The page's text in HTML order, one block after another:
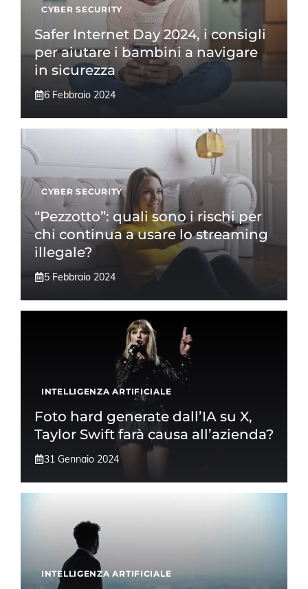
CYBER SECURITY
Safer Internet Day 2024, i consigli
per aiutare i bambini a navigare
in sicurezza
6 Febbraio 2024
CYBER SECURITY
“Pezzotto”: quali sono i rischi per
chi continua a usare lo streaming
illegale?
5 Febbraio 2024
INTELLIGENZA ARTIFICIALE
Foto hard generate dall’IA su X,
Taylor Swift farà causa all’azienda?
31 Gennaio 2024
INTELLIGENZA ARTIFICIALE